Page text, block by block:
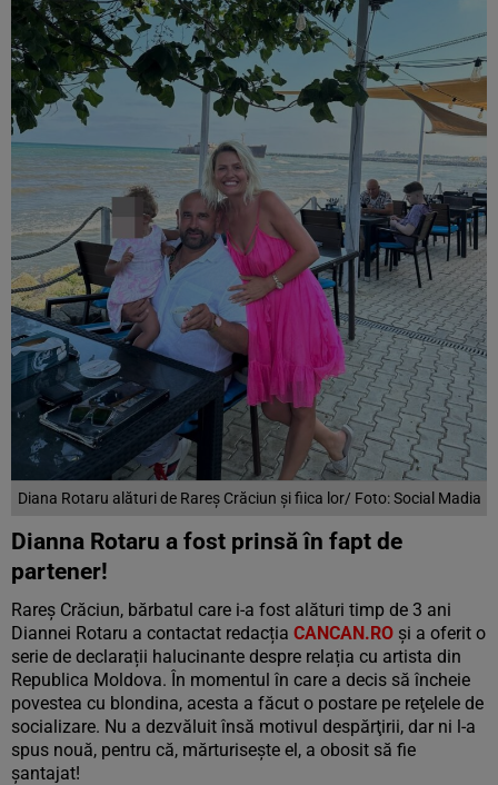
Diana Rotaru alături de Rareș Crăciun și fiica lor/ Foto: Social Madia
Dianna Rotaru a fost prinsă în fapt de
partener!
Rareș Crăciun, bărbatul care i-a fost alături timp de 3 ani
Diannei Rotaru a contactat redacția CANCAN.RO și a oferit o
serie de declarații halucinante despre relația cu artista din
Republica Moldova. În momentul în care a decis să încheie
povestea cu blondina, acesta a făcut o postare pe reţelele de
socializare. Nu a dezvăluit însă motivul despărţirii, dar ni l-a
spus nouă, pentru că, mărturisește el, a obosit să fie
șantajat!